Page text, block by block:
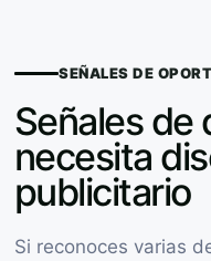
SEÑALES DE
Señales de
necesita
publicitario
Si reconoces varias